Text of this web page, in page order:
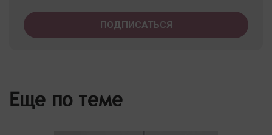
Еще по теме